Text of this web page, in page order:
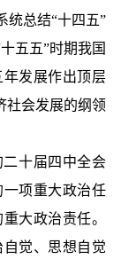
统总结“十四五”
五五”时期我国
发展作出顶层
社会发展的纲领
十届四中全会
项重大政治任
大政治责任。
觉、思想自觉